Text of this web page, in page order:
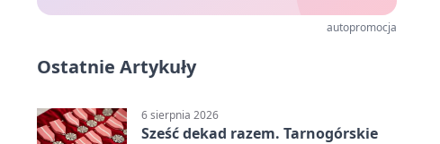
autopromocja
Ostatnie Artykuły
6 sierpnia 2026
Sześć dekad razem. Tarnogórskie